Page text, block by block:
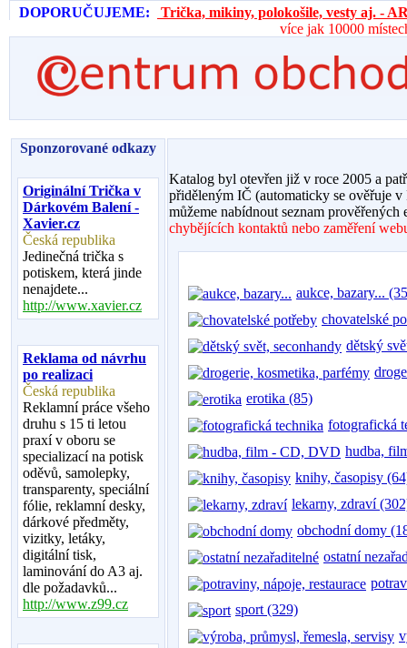
DOPORUČUJEME:
Trička, mikiny, polokošile, vesty aj. -
více jak 10000
Sponzorované odkazy
Originální Trička v
Dárkovém Balení -
Xavier.cz
Česká republika
Jedinečná trička s
potiskem, která jinde
nenajdete...
http://www.xavier.cz
Reklama od návrhu
po realizaci
Česká republika
Reklamní práce všeho
druhu s 15 ti letou
praxí v oboru se
specializací na potisk
oděvů, samolepky,
transparenty, speciální
fólie, reklamní desky,
dárkové předměty,
vizitky, letáky,
digitální tisk,
laminování do A3 aj.
dle požadavků...
http://www.z99.cz
Katalog byl otevřen již v roce 2005 a
přiděleným IČ (automaticky se ověřuje
můžeme nabídnout seznam
chybějících kontaktů nebo zaměření
aukce, bazary...
chovatelské
dětský
erotika (85)
fotografická
hudba,
knihy, časopisy
lekarny, zdraví
obchodní domy
ostatní
sport (329)